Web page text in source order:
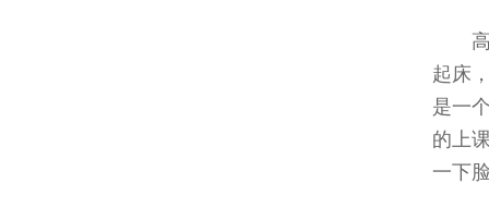
起床
是一
的上
一下